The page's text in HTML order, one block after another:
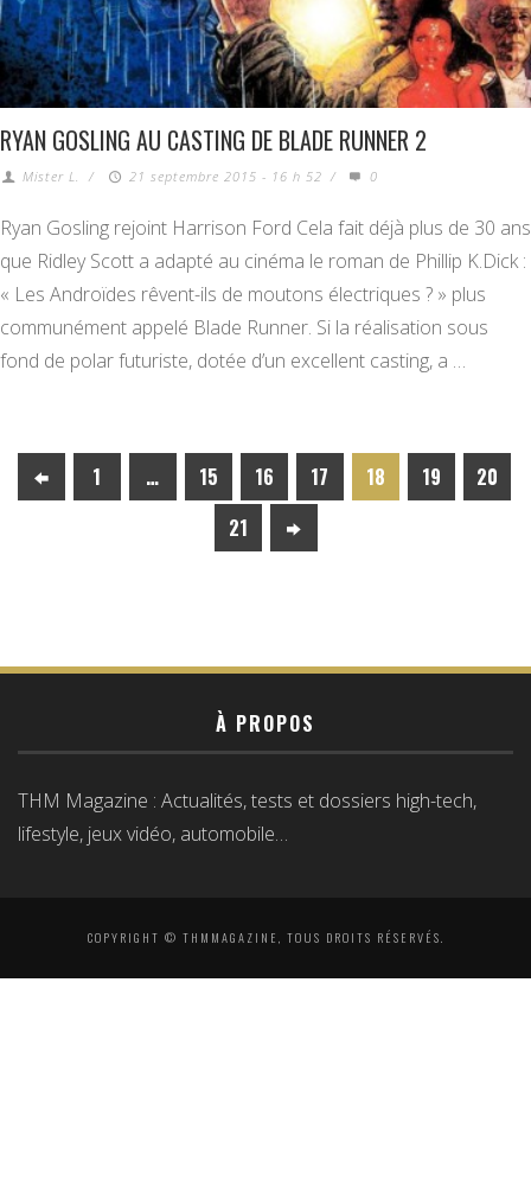
RYAN GOSLING AU CASTING DE BLADE RUNNER 2
Mister L. / 21 septembre 2015 - 16 h 52 / 0
Ryan Gosling rejoint Harrison Ford Cela fait déjà plus de 30 ans
que Ridley Scott a adapté au cinéma le roman de Phillip K.Dick :
« Les Androïdes rêvent-ils de moutons électriques ? » plus
communément appelé Blade Runner. Si la réalisation sous
fond de polar futuriste, dotée d’un excellent casting, a …
1 … 15 16 17 18 19
20
21
À PROPOS
THM Magazine : Actualités, tests et dossiers high-tech,
lifestyle, jeux vidéo, automobile…
COPYRIGHT © THMMAGAZINE, TOUS DROITS RÉSERVÉS.